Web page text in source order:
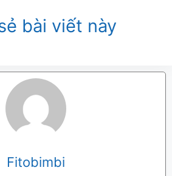
bài viết này
Fitobimbi